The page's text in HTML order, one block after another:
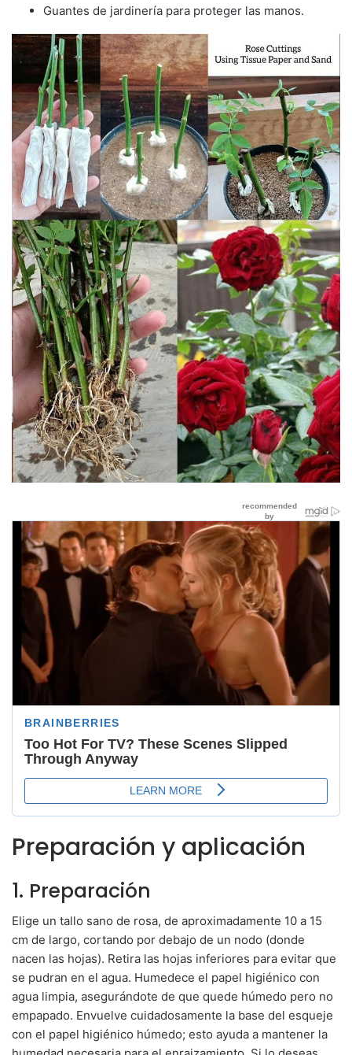
Guantes de jardinería para proteger las manos.
Preparación y aplicación
1. Preparación
Elige un tallo sano de rosa, de aproximadamente 10 a 15
cm de largo, cortando por debajo de un nodo (donde
nacen las hojas). Retira las hojas inferiores para evitar que
se pudran en el agua. Humedece el papel higiénico con
agua limpia, asegurándote de que quede húmedo pero no
empapado. Envuelve cuidadosamente la base del esqueje
con el papel higiénico húmedo; esto ayuda a mantener la